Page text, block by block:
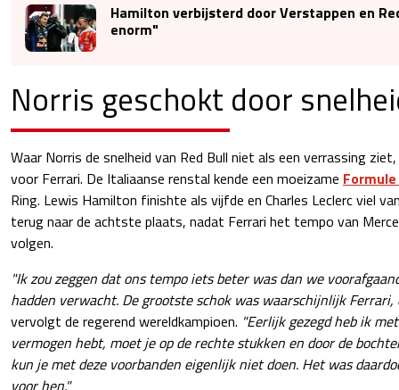
Hamilton verbijsterd door Verstappen en
enorm"
Norris geschokt door
Waar Norris de snelheid van Red Bull niet als een verrassing
voor Ferrari. De Italiaanse renstal kende een moeizame
Ring. Lewis Hamilton finishte als vijfde en Charles Leclerc viel
terug naar de achtste plaats, nadat Ferrari het tempo van
volgen.
"Ik zou zeggen dat ons tempo iets beter was dan we
hadden verwacht. De grootste schok was waarschijnlijk
vervolgt de regerend wereldkampioen. "Eerlijk gezegd heb ik
vermogen hebt, moet je op de rechte stukken en door de
kun je met deze voorbanden eigenlijk niet doen. Het was
voor hen."